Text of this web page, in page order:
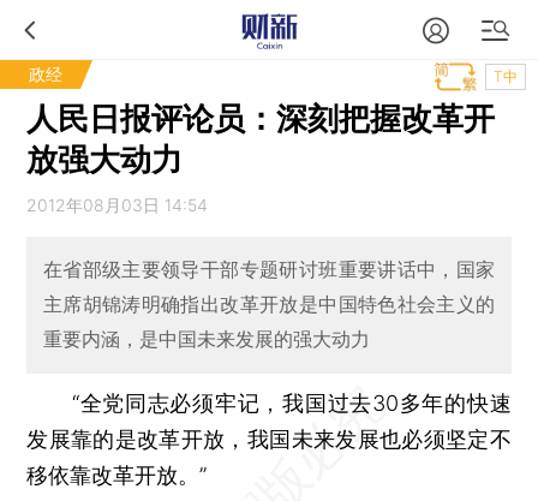
政经 T中
人民日报评论员：深刻把握改革开
放强大动力
2012年08月03日 14:54
在省部级主要领导干部专题研讨班重要讲话中，国家
主席胡锦涛明确指出改革开放是中国特色社会主义的
重要内涵，是中国未来发展的强大动力
“全党同志必须牢记，我国过去30多年的快速
发展靠的是改革开放，我国未来发展也必须坚定不
移依靠改革开放。”